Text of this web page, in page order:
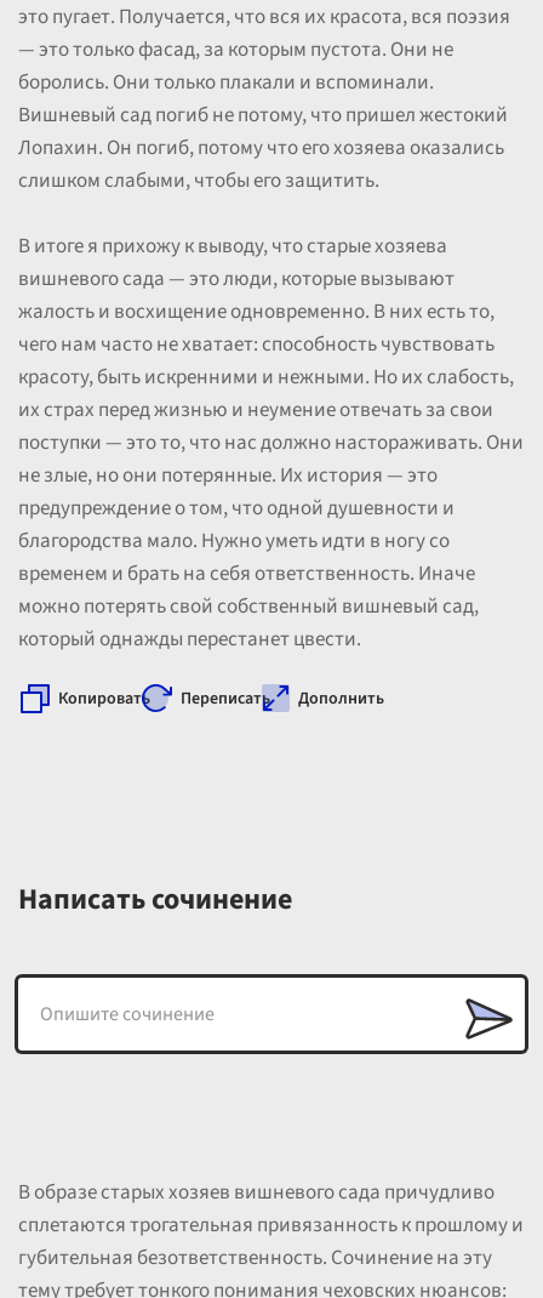
это пугает. Получается, что вся их красота, вся поэзия
— это только фасад, за которым пустота. Они не
боролись. Они только плакали и вспоминали.
Вишневый сад погиб не потому, что пришел жестокий
Лопахин. Он погиб, потому что его хозяева оказались
слишком слабыми, чтобы его защитить.
В итоге я прихожу к выводу, что старые хозяева
вишневого сада — это люди, которые вызывают
жалость и восхищение одновременно. В них есть то,
чего нам часто не хватает: способность чувствовать
красоту, быть искренними и нежными. Но их слабость,
их страх перед жизнью и неумение отвечать за свои
поступки — это то, что нас должно настораживать. Они
не злые, но они потерянные. Их история — это
предупреждение о том, что одной душевности и
благородства мало. Нужно уметь идти в ногу со
временем и брать на себя ответственность. Иначе
можно потерять свой собственный вишневый сад,
который однажды перестанет цвести.
Копировать Переписать Дополнить
Написать сочинение
В образе старых хозяев вишневого сада причудливо
сплетаются трогательная привязанность к прошлому и
губительная безответственность. Сочинение на эту
тему требует тонкого понимания чеховских нюансов: